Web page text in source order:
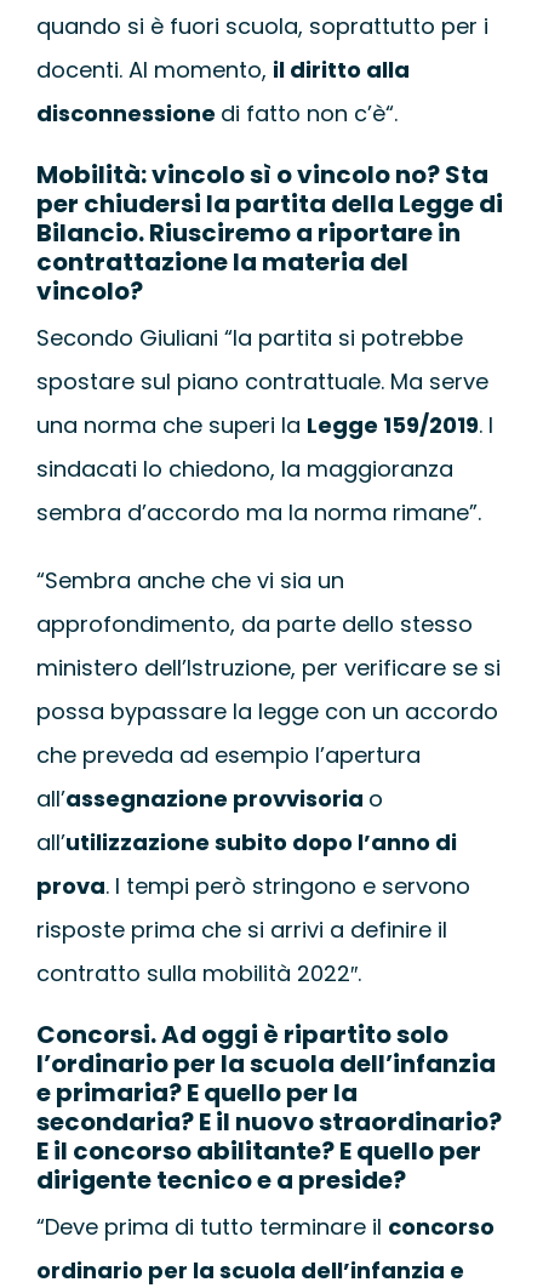
quando si è fuori scuola, soprattutto per i
docenti. Al momento, il diritto alla
disconnessione di fatto non c’è“.
Mobilità: vincolo sì o vincolo no? Sta
per chiudersi la partita della Legge di
Bilancio. Riusciremo a riportare in
contrattazione la materia del
vincolo?
Secondo Giuliani “la partita si potrebbe
spostare sul piano contrattuale. Ma serve
una norma che superi la Legge 159/2019. I
sindacati lo chiedono, la maggioranza
sembra d’accordo ma la norma rimane”.
“Sembra anche che vi sia un
approfondimento, da parte dello stesso
ministero dell’Istruzione, per verificare se si
possa bypassare la legge con un accordo
che preveda ad esempio l’apertura
all’assegnazione provvisoria o
all’utilizzazione subito dopo l’anno di
prova. I tempi però stringono e servono
risposte prima che si arrivi a definire il
contratto sulla mobilità 2022″.
Concorsi. Ad oggi è ripartito solo
l’ordinario per la scuola dell’infanzia
e primaria? E quello per la
secondaria? E il nuovo straordinario?
E il concorso abilitante? E quello per
dirigente tecnico e a preside?
“Deve prima di tutto terminare il concorso
ordinario per la scuola dell’infanzia e